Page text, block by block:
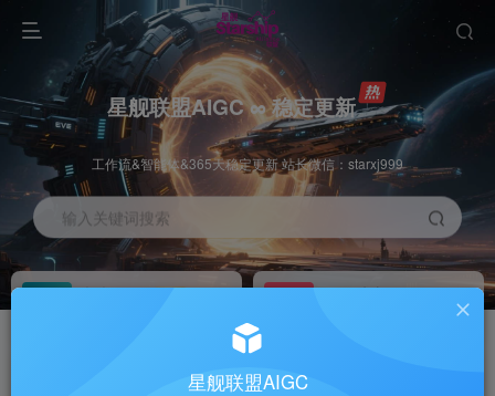
星舰联盟AIGC ∞ 稳定更新
工作流&智能体&365天稳定更新 站长微信：starxj999
输入关键词搜索
加入会员 工作流主页
每周免费工作流体验
星舰联盟AIGC